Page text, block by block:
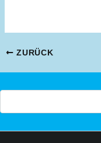
Beitragsnavigation
ZURÜCK